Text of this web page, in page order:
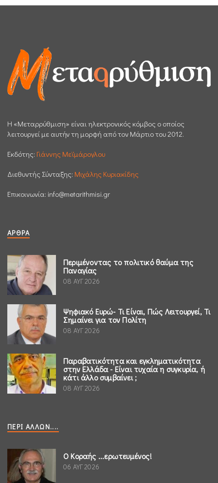
H «Μεταρρύθμιση» είναι ηλεκτρονικός κόμβος ο οποίος
λειτουργεί με αυτήν τη μορφή από τον Μάρτιο του 2012.
Εκδότης: Γιάννης Μεϊμάρογλου
Διεθυντής Σύνταξης: Μιχάλης Κυριακίδης
Επικοινωνία: info@metarithmisi.gr
ΆΡΘΡΑ
Περιμένοντας το πολιτικό θαύμα της
Παναγίας
08 ΑΥΓ 2026
Ψηφιακό Ευρώ- Τι Είναι, Πώς Λειτουργεί, Τι
Σημαίνει για τον Πολίτη
08 ΑΥΓ 2026
Παραβατικότητα και εγκληματικότητα
στην Ελλάδα - Είναι τυχαία η συγκυρία, ή
κάτι άλλο συμβαίνει ;
08 ΑΥΓ 2026
ΠΕΡΊ ΆΛΛΩΝ....
Ο Κοραής ...ερωτευμένος!
06 ΑΥΓ 2026